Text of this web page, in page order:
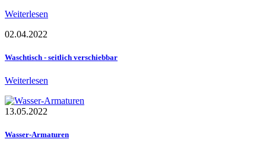
Weiterlesen
02.04.2022
Waschtisch - seitlich verschiebbar
Weiterlesen
13.05.2022
Wasser-Armaturen